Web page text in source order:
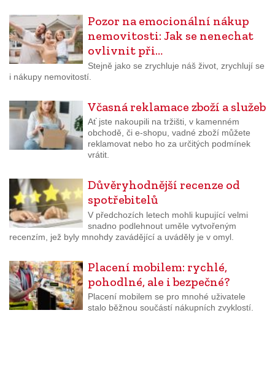
Pozor na emocionální nákup
nemovitosti: Jak se nenechat
ovlivnit při…
Stejně jako se zrychluje náš život, zrychlují se
i nákupy nemovitostí.
Včasná reklamace zboží a služeb
Ať jste nakoupili na tržišti, v kamenném
obchodě, či e-shopu, vadné zboží můžete
reklamovat nebo ho za určitých podmínek
vrátit.
Důvěryhodnější recenze od
spotřebitelů
V předchozích letech mohli kupující velmi
snadno podlehnout uměle vytvořeným
recenzím, jež byly mnohdy zavádějící a uváděly je v omyl.
Placení mobilem: rychlé,
pohodlné, ale i bezpečné?
Placení mobilem se pro mnohé uživatele
stalo běžnou součástí nákupních zvyklostí.